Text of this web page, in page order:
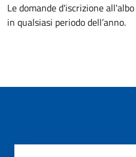
Le domande d'iscrizione
in qualsiasi periodo dell’anno.